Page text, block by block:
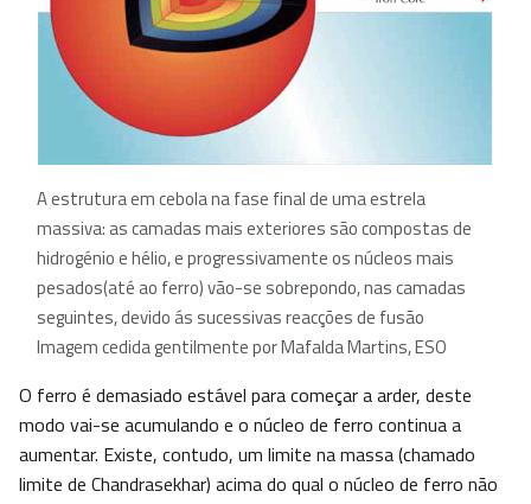
A estrutura em cebola na fase final de uma estrela
massiva: as camadas mais exteriores são compostas de
hidrogénio e hélio, e progressivamente os núcleos mais
pesados(até ao ferro) vão-se sobrepondo, nas camadas
seguintes, devido ás sucessivas reacções de fusão
Imagem cedida gentilmente por Mafalda Martins, ESO
O ferro é demasiado estável para começar a arder, deste
modo vai-se acumulando e o núcleo de ferro continua a
aumentar. Existe, contudo, um limite na massa (chamado
limite de Chandrasekhar) acima do qual o núcleo de ferro não